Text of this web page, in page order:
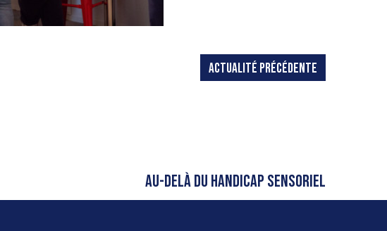
ACTUALITÉ PRÉCÉDENTE
AU-DELÀ DU HANDICAP SENSORIEL